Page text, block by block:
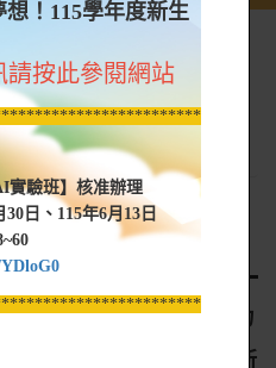
復戴小芳美髮實力頂尖/美顏組不
竹振道節目新聞部
出 光復戴小芳美髮實力
翊巧手畫出精緻彩妝-新
！115學年度新生
請按此參閱網站
實驗班】核准辦理
日、115年6月13日